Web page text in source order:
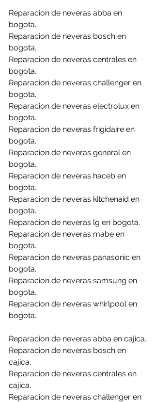
Reparacion de neveras abba en
bogota.
Reparacion de neveras bosch en
bogota.
Reparacion de neveras centrales en
bogota.
Reparacion de neveras challenger en
bogota.
Reparacion de neveras electrolux en
bogota.
Reparacion de neveras frigidaire en
bogota.
Reparacion de neveras general en
bogota.
Reparacion de neveras haceb en
bogota.
Reparacion de neveras kitchenaid en
bogota.
Reparacion de neveras lg en bogota.
Reparacion de neveras mabe en
bogota.
Reparacion de neveras panasonic en
bogota.
Reparacion de neveras samsung en
bogota.
Reparacion de neveras whirlpool en
bogota.
Reparacion de neveras abba en cajica.
Reparacion de neveras bosch en
cajica.
Reparacion de neveras centrales en
cajica.
Reparacion de neveras challenger en